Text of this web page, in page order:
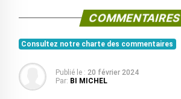
COMMENTAIRES
Consultez notre charte des commentaires
Publié le : 20 février 2024
Par: BI MICHEL